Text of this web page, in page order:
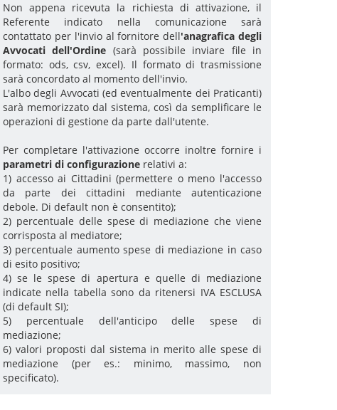
Non appena ricevuta la richiesta di attivazione, il
Referente indicato nella comunicazione sarà
contattato per l'invio al fornitore dell'anagrafica degli
Avvocati dell'Ordine (sarà possibile inviare file in
formato: ods, csv, excel). Il formato di trasmissione
sarà concordato al momento dell'invio.
L'albo degli Avvocati (ed eventualmente dei Praticanti)
sarà memorizzato dal sistema, così da semplificare le
operazioni di gestione da parte dall'utente.
Per completare l'attivazione occorre inoltre fornire i
parametri di configurazione relativi a:
1) accesso ai Cittadini (permettere o meno l'accesso
da parte dei cittadini mediante autenticazione
debole. Di default non è consentito);
2) percentuale delle spese di mediazione che viene
corrisposta al mediatore;
3) percentuale aumento spese di mediazione in caso
di esito positivo;
4) se le spese di apertura e quelle di mediazione
indicate nella tabella sono da ritenersi IVA ESCLUSA
(di default SI);
5) percentuale dell'anticipo delle spese di
mediazione;
6) valori proposti dal sistema in merito alle spese di
mediazione (per es.: minimo, massimo, non
specificato).